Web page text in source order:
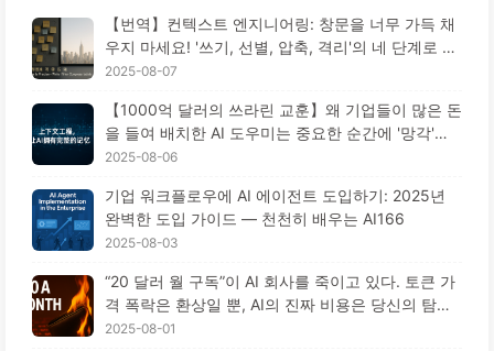
【번역】컨텍스트 엔지니어링: 창문을 너무 가득 채
우지 마세요! '쓰기, 선별, 압축, 격리'의 네 단계로 혼
란을 피하고, 소음을 차단하세요 — AI 배우기 170
2025-08-07
【1000억 달러의 쓰라린 교훈】왜 기업들이 많은 돈
을 들여 배치한 AI 도우미는 중요한 순간에 '망각'하
고 오히려 경쟁자들은 90% 성능 향상을 이루었을
2025-08-06
기업 워크플로우에 AI 에이전트 도입하기: 2025년
완벽한 도입 가이드 — 천천히 배우는 AI166
2025-08-03
“20 달러 월 구독”이 AI 회사를 죽이고 있다. 토큰 가
격 폭락은 환상일 뿐, AI의 진짜 비용은 당신의 탐욕
이다 — 천천히 배우는 AI164
2025-08-01